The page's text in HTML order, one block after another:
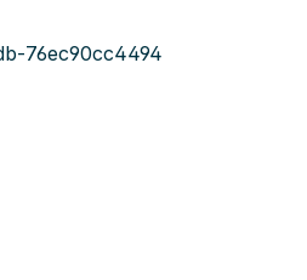
76ec90cc4494